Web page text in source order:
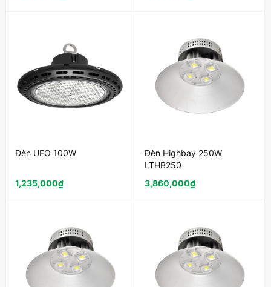
Đèn UFO 100W
1,235,000₫
Đèn Highbay 250W
LTHB250
3,860,000₫